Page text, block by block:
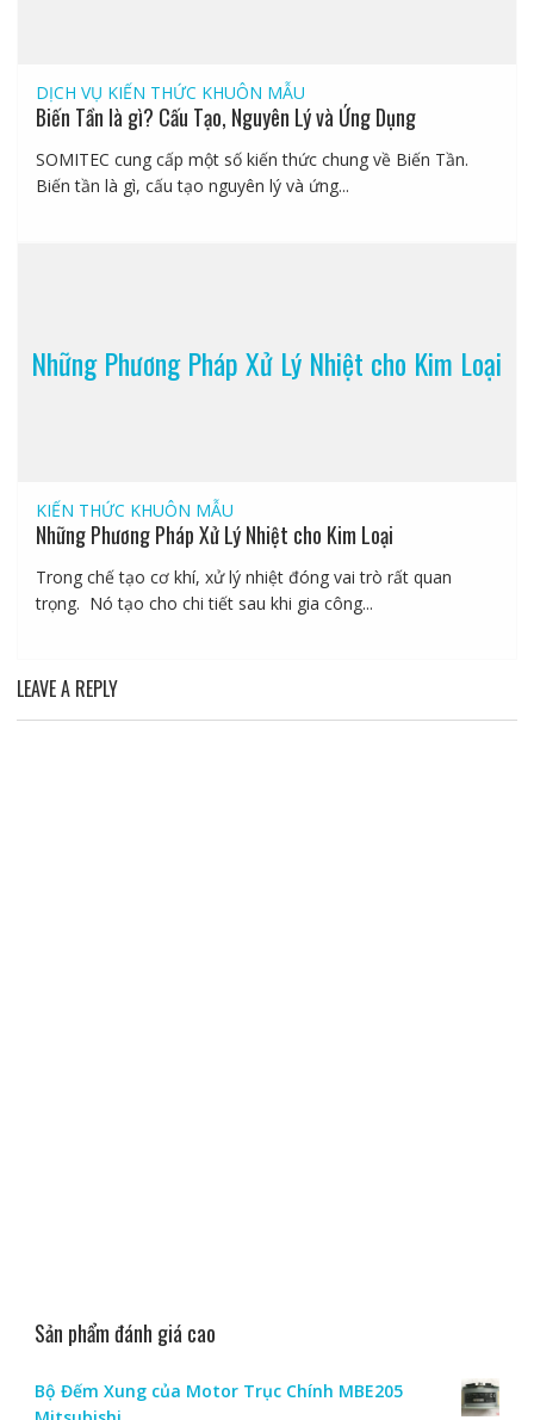
DỊCH VỤ KIẾN THỨC KHUÔN MẪU
Biến Tần là gì? Cấu Tạo, Nguyên Lý và Ứng Dụng
SOMITEC cung cấp một số kiến thức chung về Biến Tần.
Biến tần là gì, cấu tạo nguyên lý và ứng...
Những Phương Pháp Xử Lý Nhiệt cho Kim Loại
KIẾN THỨC KHUÔN MẪU
Những Phương Pháp Xử Lý Nhiệt cho Kim Loại
Trong chế tạo cơ khí, xử lý nhiệt đóng vai trò rất quan
trọng. Nó tạo cho chi tiết sau khi gia công...
LEAVE A REPLY
Sản phẩm đánh giá cao
Bộ Đếm Xung của Motor Trục Chính MBE205